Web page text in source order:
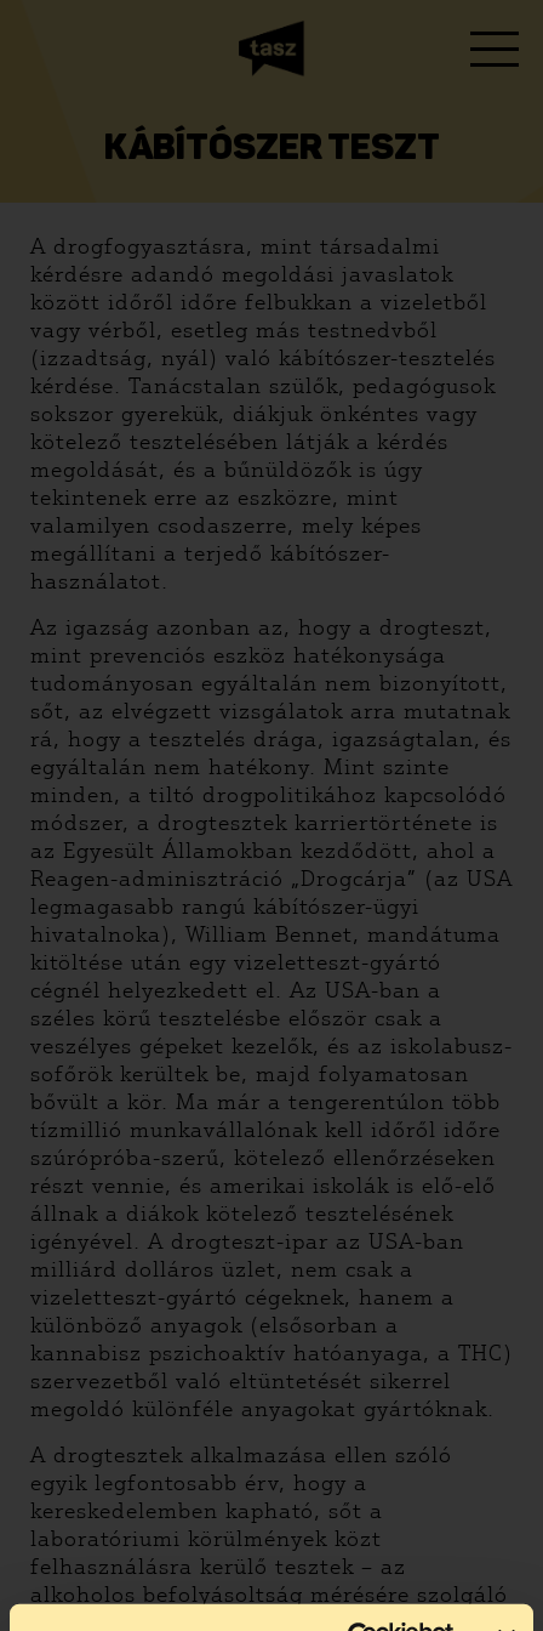
KÁBÍTÓSZER TESZT
A drogfogyasztásra, mint társadalmi
kérdésre adandó megoldási javaslatok
között időről időre felbukkan a vizeletből
vagy vérből, esetleg más testnedvből
(izzadtság, nyál) való kábítószer-tesztelés
kérdése. Tanácstalan szülők, pedagógusok
sokszor gyerekük, diákjuk önkéntes vagy
kötelező tesztelésében látják a kérdés
megoldását, és a bűnüldözők is úgy
tekintenek erre az eszközre, mint
valamilyen csodaszerre, mely képes
megállítani a terjedő kábítószer-
használatot.
Az igazság azonban az, hogy a drogteszt,
mint prevenciós eszköz hatékonysága
tudományosan egyáltalán nem bizonyított,
sőt, az elvégzett vizsgálatok arra mutatnak
rá, hogy a tesztelés drága, igazságtalan, és
egyáltalán nem hatékony. Mint szinte
minden, a tiltó drogpolitikához kapcsolódó
módszer, a drogtesztek karriertörténete is
az Egyesült Államokban kezdődött, ahol a
Reagen-adminisztráció „Drogcárja” (az USA
legmagasabb rangú kábítószer-ügyi
hivatalnoka), William Bennet, mandátuma
kitöltése után egy vizeletteszt-gyártó
cégnél helyezkedett el. Az USA-ban a
széles körű tesztelésbe először csak a
veszélyes gépeket kezelők, és az iskolabusz-
sofőrök kerültek be, majd folyamatosan
bővült a kör. Ma már a tengerentúlon több
tízmillió munkavállalónak kell időről időre
szúrópróba-szerű, kötelező ellenőrzéseken
részt vennie, és amerikai iskolák is elő-elő
állnak a diákok kötelező tesztelésének
igényével. A drogteszt-ipar az USA-ban
milliárd dolláros üzlet, nem csak a
vizeletteszt-gyártó cégeknek, hanem a
különböző anyagok (elsősorban a
kannabisz pszichoaktív hatóanyaga, a THC)
szervezetből való eltüntetését sikerrel
megoldó különféle anyagokat gyártóknak.
A drogtesztek alkalmazása ellen szóló
egyik legfontosabb érv, hogy a
kereskedelemben kapható, sőt a
laboratóriumi körülmények közt
felhasználásra kerülő tesztek – az
alkoholos befolyásoltság mérésére szolgáló
kettős vérvételtől eltérő módon – nem